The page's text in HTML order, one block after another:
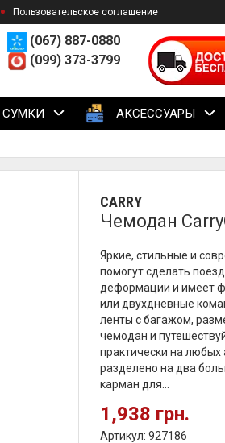
Пользовательское соглашение
(067) 887-0880
(099) 373-3799
СУМКИ АКСЕССУАРЫ
CARRY
Чемодан
Яркие, стильные и
помогут сделать
деформации и имеет
или двухдневные
ленты с багажом,
чемодан и
практически на любых
разделено на два
карман для...
1,938 грн.
Артикул: 927186